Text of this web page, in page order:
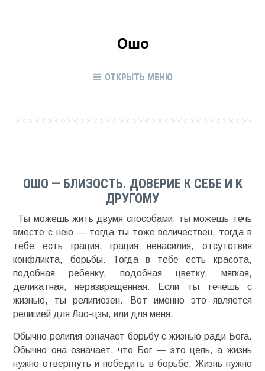
ОТКРЫТЬ МЕНЮ
ОШО — БЛИЗОСТЬ. ДОВЕРИЕ К СЕБЕ И К
ДРУГОМУ
Ты можешь жить двумя способами: ты можешь течь
вместе с нею — тогда ты тоже величествен, тогда в
тебе есть грация, грация ненасилия, отсутствия
конфликта, борьбы. Тогда в тебе есть красота,
подобная ребенку, подобная цветку, мягкая,
деликатная, неразвращенная. Если ты течешь с
жизнью, ты религиозен. Вот именно это является
религией для Лао-цзы, или для меня.
Обычно религия означает борьбу с жизнью ради Бога.
Обычно она означает, что Бог — это цель, а жизнь
нужно отвергнуть и победить в борьбе. Жизнь нужно